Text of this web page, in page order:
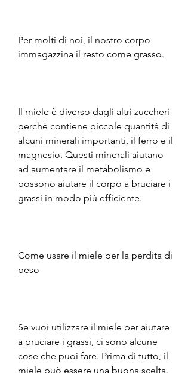
Per molti di noi, il nostro corpo
immagazzina il resto come grasso.
Il miele è diverso dagli altri zuccheri
perché contiene piccole quantità di
alcuni minerali importanti, il ferro e il
magnesio. Questi minerali aiutano
ad aumentare il metabolismo e
possono aiutare il corpo a bruciare i
grassi in modo più efficiente.
Come usare il miele per la perdita di
peso
Se vuoi utilizzare il miele per aiutare
a bruciare i grassi, ci sono alcune
cose che puoi fare. Prima di tutto, il
miele può essere una buona scelta.,